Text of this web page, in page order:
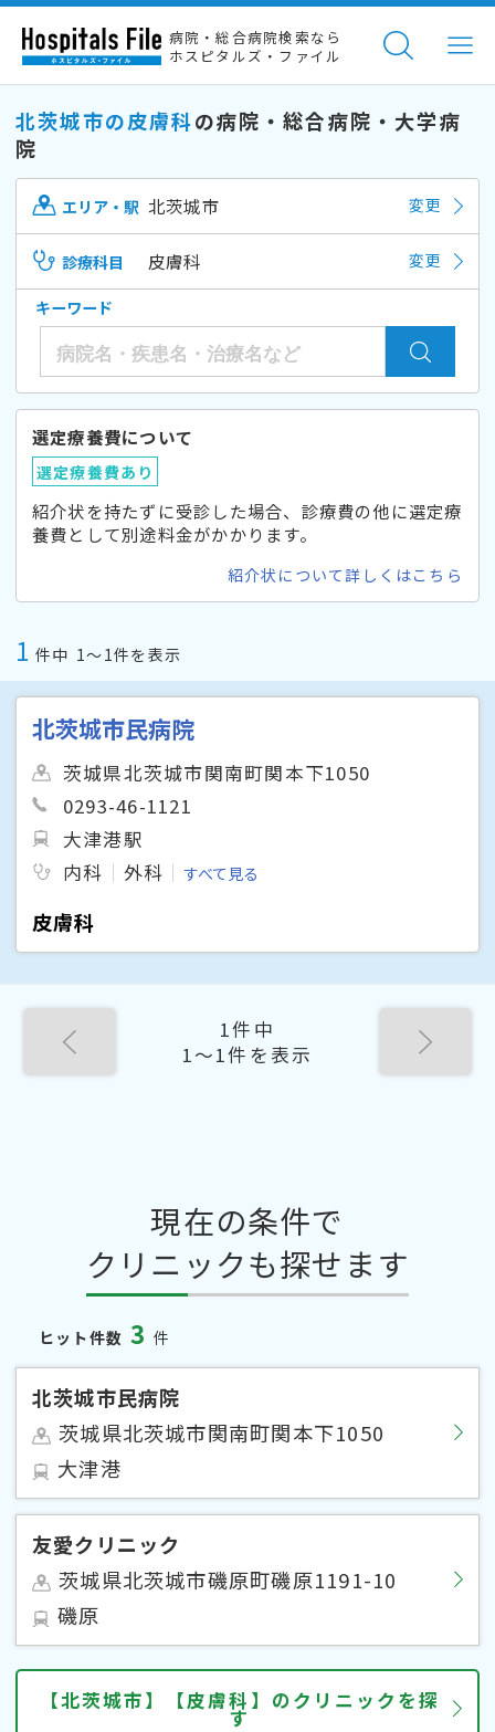
病院・総合病院検索なら
ホスピタルズ・ファイル
北茨城市の皮膚科の病院・総合病院・大学病
院
エリア・駅 北茨城市 変更
診療科目 皮膚科 変更
キーワード
選定療養費について
選定療養費あり
紹介状を持たずに受診した場合、診療費の他に選定療
養費として別途料金がかかります。
紹介状について詳しくはこちら
1 件中 1〜1件を表示
北茨城市民病院
茨城県北茨城市関南町関本下1050
0293-46-1121
大津港駅
内科
外科 すべて見る
皮膚科
1件中
1〜1件を表示
現在の条件で
クリニックも探せます
ヒット件数 3 件
北茨城市民病院
茨城県北茨城市関南町関本下1050
大津港
友愛クリニック
茨城県北茨城市磯原町磯原1191-10
磯原
【北茨城市】【皮膚科】のクリニックを探
す